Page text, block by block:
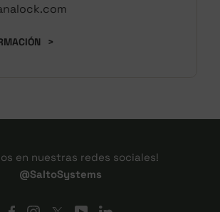
>
en nuestras redes sociales!
@SaltoSystems